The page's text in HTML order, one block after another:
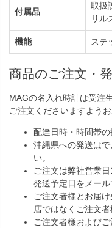
付属品
取扱
リル
機能 ステ
商品のご注文・
MAGの名入れ時計は受注
ご注文くださいますようお
配達日時・時間帯の
沖縄県への発送は
い。
ご注文は弊社営業
発送予定日をメール
ご注文者様とお届
店ではなくご注文者
ご注文者様および